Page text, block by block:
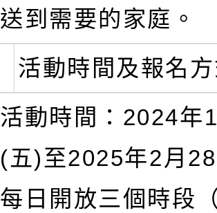
送到需要的家庭。
活動時間及報名
活動時間：2024年
(五)至2025年2月
每日開放三個時段